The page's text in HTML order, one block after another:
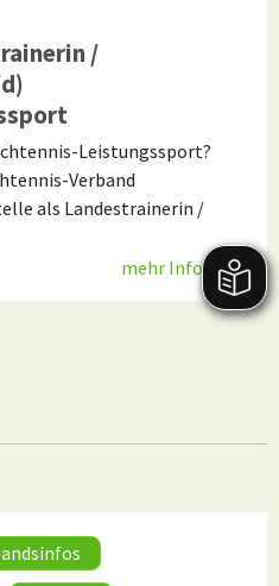
/
Leistungssport?
Verband
als Landestrainerin /
mehr Infos